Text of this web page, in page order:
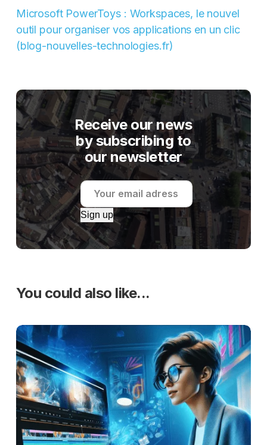
Microsoft PowerToys : Workspaces, le nouvel
outil pour organiser vos applications en un clic
(blog-nouvelles-technologies.fr)
Receive our news
by subscribing to
our newsletter
Sign up
You could also like...